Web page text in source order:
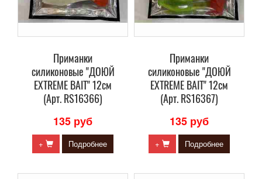
Приманки
силиконовые "ДОЮЙ
EXTREME BAIT" 12см
(Арт. RS16366)
135 руб
+ Подробнее
Приманки
силиконовые "ДОЮЙ
EXTREME BAIT" 12см
(Арт. RS16367)
135 руб
+ Подробнее